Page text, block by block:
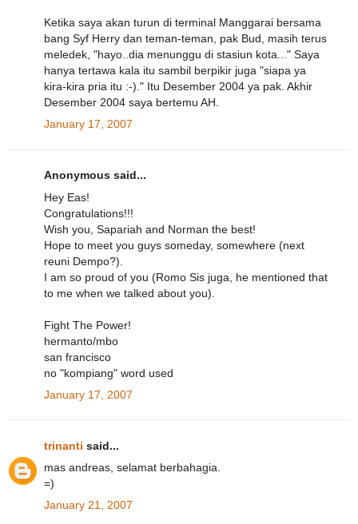
Ketika saya akan turun di terminal Manggarai bersama
bang Syf Herry dan teman-teman, pak Bud, masih terus
meledek, "hayo..dia menunggu di stasiun kota..." Saya
hanya tertawa kala itu sambil berpikir juga "siapa ya
kira-kira pria itu :-)." Itu Desember 2004 ya pak. Akhir
Desember 2004 saya bertemu AH.
January 17, 2007
Anonymous said...
Hey Eas!
Congratulations!!!
Wish you, Sapariah and Norman the best!
Hope to meet you guys someday, somewhere (next
reuni Dempo?).
I am so proud of you (Romo Sis juga, he mentioned that
to me when we talked about you).
Fight The Power!
hermanto/mbo
san francisco
no "kompiang" word used
January 17, 2007
trinanti said...
mas andreas, selamat berbahagia.
=)
January 21, 2007